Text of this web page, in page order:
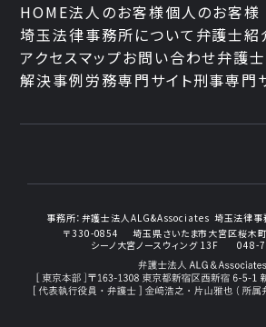
HOME法人のお客様個人のお客様
埼玉法律事務所について 弁護士紹
アクセスマップお問い合わせ弁護
解決事例労務専門サイト刑事専門
事務所： 弁護士法人ALG&Associates 埼玉法律
〒330-0854
埼玉県さいたま市大宮区桜木
シーノ大宮ノースウィング 13F
048-